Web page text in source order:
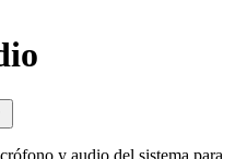
y audio del sistema para